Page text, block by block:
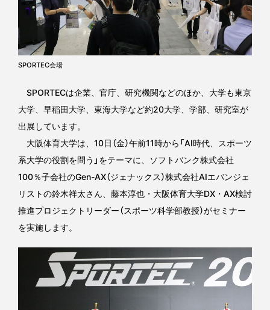
SPORTEC会場
SPORTECは企業、官庁、研究機関などのほか、大学も東京
大学、早稲田大学、東海大学など約20大学、学部、研究室が
出展しています。
大阪体育大学は、10日（金）午前11時から「AI時代、スポーツ
系大学の役割を問う」をテーマに、ソフトバンク株式会社
100％子会社のGen-AX（ジェナックス）株式会社AIエバンジェ
リストの鈴木祥太さん、藤本淳也・大阪体育大学DX・AX検討
推進プロジェクトリーダー（スポーツ科学部教授）がセミナー
を実施します。